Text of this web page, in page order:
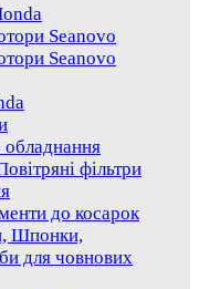
Seanovo
Seanovo
фільтри
до косарок
Шпонки,
для човнових